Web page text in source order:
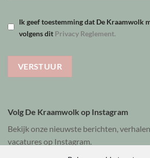
Ik geef toestemming dat De Kraamwolk
volgens dit Privacy Reglement.
Volg De Kraamwolk op Instagram
Bekijk onze nieuwste berichten,
vacatures op Instagram.